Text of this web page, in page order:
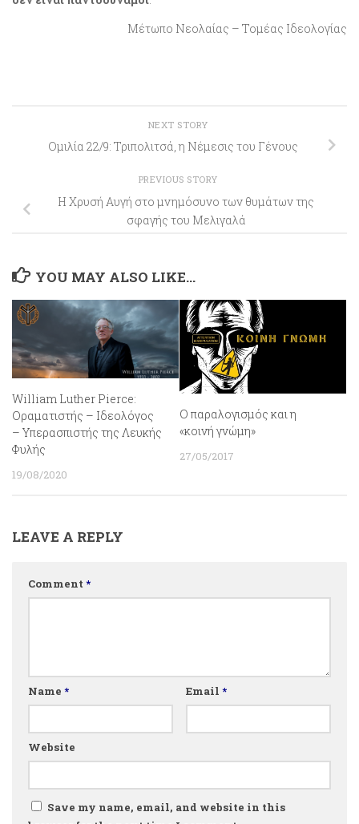
Μέτωπο Νεολαίας – Τομέας Ιδεολογίας
NEXT STORY
Ομιλία 22/9: Τριπολιτσά, η Νέμεσις του Γένους
PREVIOUS STORY
Η Χρυσή Αυγή στο μνημόσυνο των θυμάτων της
σφαγής του Μελιγαλά
YOU MAY ALSO LIKE...
William Luther Pierce:
Οραματιστής – Ιδεολόγος
– Υπερασπιστής της Λευκής
Φυλής
19/08/2020
Ο παραλογισμός και η
«κοινή γνώμη»
27/05/2017
LEAVE A REPLY
Comment *
Name * Email *
Website
Save my name, email, and website in this